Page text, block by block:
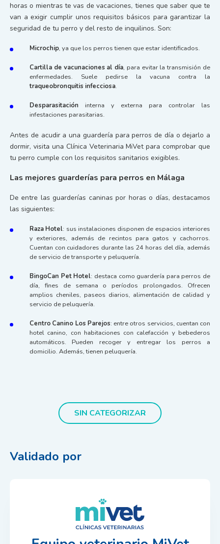
horas o mientras te vas de vacaciones, tienes que saber que te
van a exigir cumplir unos requisitos básicos para garantizar la
seguridad de tu perro y del resto de inquilinos. Son:
Microchip, ya que los perros tienen que estar identificados.
Cartilla de vacunaciones al día, para evitar la transmisión de
enfermedades. Suele pedirse la vacuna contra la
traqueobronquitis infecciosa.
Desparasitación interna y externa para controlar las
infestaciones parasitarias.
Antes de acudir a una guardería para perros de día o dejarlo a
dormir, visita una Clínica Veterinaria MiVet para comprobar que
tu perro cumple con los requisitos sanitarios exigibles.
Las mejores guarderías para perros en Málaga
De entre las guarderías caninas por horas o días, destacamos
las siguientes:
Raza Hotel: sus instalaciones disponen de espacios interiores
y exteriores, además de recintos para gatos y cachorros.
Cuentan con cuidadores durante las 24 horas del día, además
de servicio de transporte y peluquería.
BingoCan Pet Hotel: destaca como guardería para perros de
día, fines de semana o períodos prolongados. Ofrecen
amplios cheniles, paseos diarios, alimentación de calidad y
servicio de peluquería.
Centro Canino Los Parejos: entre otros servicios, cuentan con
hotel canino, con habitaciones con calefacción y bebederos
automáticos. Pueden recoger y entregar los perros a
domicilio. Además, tienen peluquería.
SIN CATEGORIZAR
Validado por